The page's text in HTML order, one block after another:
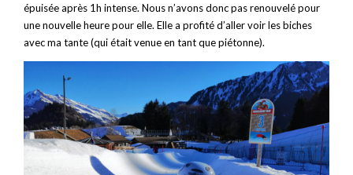
épuisée après 1h intense. Nous n’avons donc pas renouvelé pour
une nouvelle heure pour elle. Elle a profité d’aller voir les biches
avec ma tante (qui était venue en tant que piétonne).